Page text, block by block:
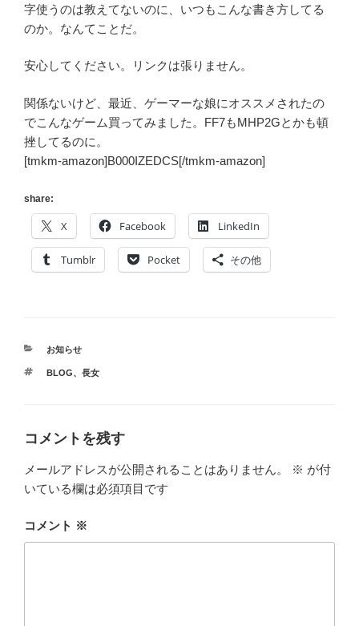
字使うのは教えてないのに、いつもこんな書き方してる
のか。なんてことだ。
安心してください。リンクは張りません。
関係ないけど、最近、ゲーマーな娘にオススメされたの
でこんなゲーム買ってみました。FF7もMHP2Gとかも頓
挫してるのに。
[tmkm-amazon]B000IZEDCS[/tmkm-amazon]
share:
X Facebook LinkedIn
Tumblr Pocket その他
カ
ゴ
お知らせ
タ
BLOG、 長女
コメントを残す
メールアドレスが公開されることはありません。 ※ が付
いている欄は必須項目です
コメント ※